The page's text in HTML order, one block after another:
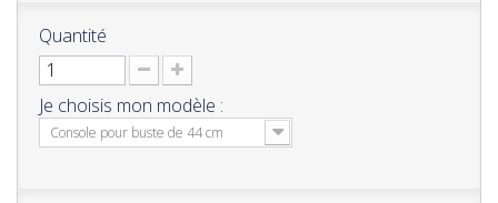
Quantité
Je choisis mon modèle :
Console pour buste de 44 cm